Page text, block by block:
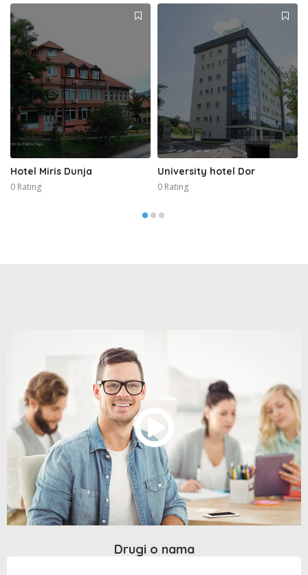
Hotel Miris Dunja
0 Rating
University hotel Dor
0 Rating
Drugi o nama